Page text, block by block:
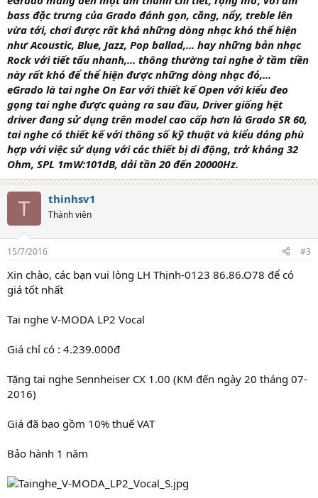
bass đặc trưng của Grado đánh gọn, căng, nẩy, treble lên
vừa tới, chơi được rất khá những dòng nhạc khó thể hiện
như Acoustic, Blue, Jazz, Pop ballad,... hay những bản nhạc
Rock với tiết tấu nhanh,... thông thường tai nghe ở tầm tiền
này rất khó để thể hiện được những dòng nhạc đó,...
eGrado là tai nghe On Ear với thiết kế Open với kiểu đeo
gọng tai nghe được quàng ra sau đầu, Driver giống hệt
driver đang sử dụng trên model cao cấp hơn là Grado SR 60,
tai nghe có thiết kế với thông số kỹ thuật và kiểu dáng phù
hợp với việc sử dụng với các thiết bị di động, trở kháng 32
Ohm, SPL 1mW:101dB, dải tần 20 đến 20000Hz.
T thinhsv1
Thành viên
15/7/2016 #3
Xin chào, các bạn vui lòng LH Thịnh-0123 86.86.O78 để có
giá tốt nhất
Tai nghe V-MODA LP2 Vocal
Giá chỉ có : 4.239.000đ
Tặng tai nghe Sennheiser CX 1.00 (KM đến ngày 20 tháng 07-
2016)
Giá đã bao gồm 10% thuế VAT
Bảo hành 1 năm